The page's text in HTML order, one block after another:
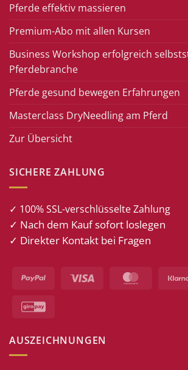
Pferde effektiv massieren
Premium-Abo mit allen Kursen
Business Workshop erfolgreich
Pferdebranche
Pferde gesund bewegen Erfahrungen
Masterclass DryNeedling am Pferd
Zur Übersicht
SICHERE ZAHLUNG
✓ 100% SSL-verschlüsselte Zahlung
✓ Nach dem Kauf sofort loslegen
✓ Direkter Kontakt bei Fragen
PayPal Visa
GiroPay
AUSZEICHNUNGEN